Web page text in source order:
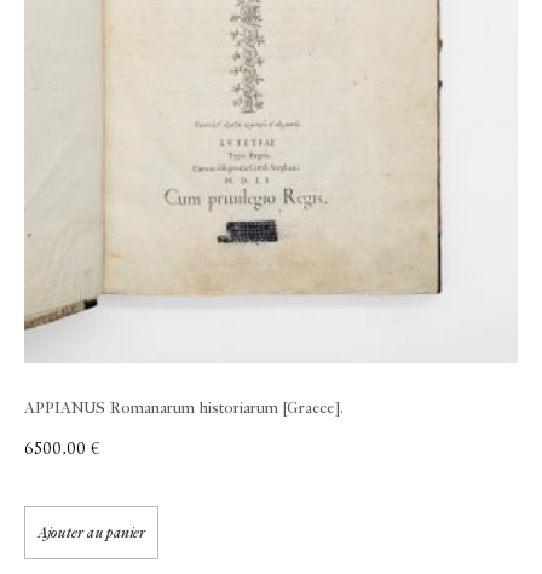
APPIANUS Romanarum historiarum [Graece].
6500,00 €
Ajouter au panier